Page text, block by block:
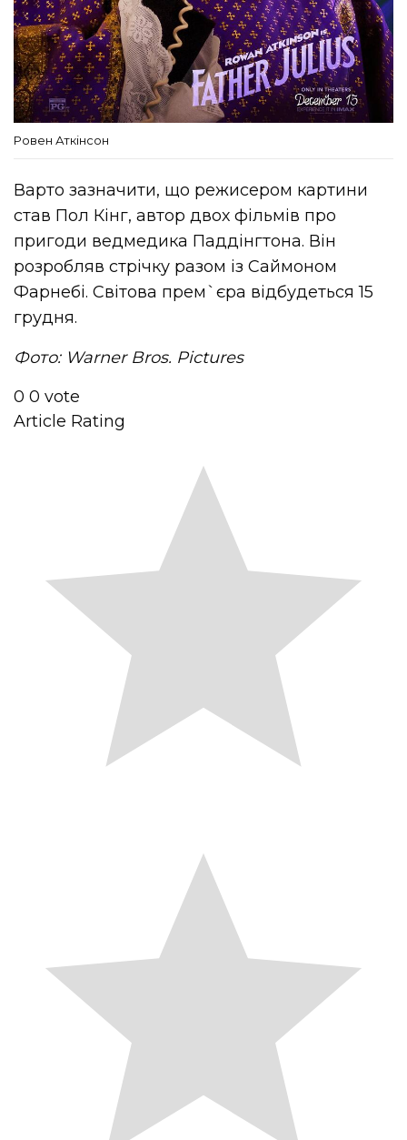
Ровен Аткінсон
Варто зазначити, що режисером картини
став Пол Кінг, автор двох фільмів про
пригоди ведмедика Паддінгтона. Він
розробляв стрічку разом із Саймоном
Фарнебі. Світова прем`єра відбудеться 15
грудня.
Фото: Warner Bros. Pictures
0 0 vote
Article Rating